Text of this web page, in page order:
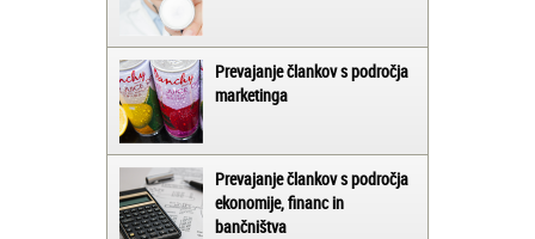
Prevajanje člankov s področja
marketinga
Prevajanje člankov s področja
ekonomije, financ in
bančništva